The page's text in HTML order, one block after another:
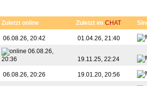
Zuletzt online Zuletzt im CHAT
06.08.26, 20:42 01.04.26, 21:40
06.08.26,
20:36
19.11.25, 22:24
06.08.26, 20:26 19.01.20, 20:56